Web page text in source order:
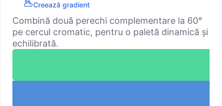
Creează gradient
Combină două perechi complementare la 60°
pe cercul cromatic, pentru o paletă dinamică și
echilibrată.